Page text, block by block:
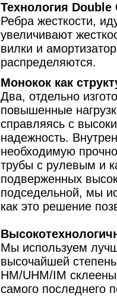
Технология Double
Ребра жесткости,
увеличивают
вилки и
распределяются.
Монокок как
Два, отдельно
повышенные
справляясь с
надежность.
необходимую
трубы с рулевым и
подверженных
подседельной, мы
как это решение
Мы используем
высочайшей
HM/UHM/IM
самого последнего